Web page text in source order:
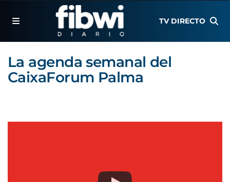
TV DIRECTO
La agenda semanal del
CaixaForum Palma